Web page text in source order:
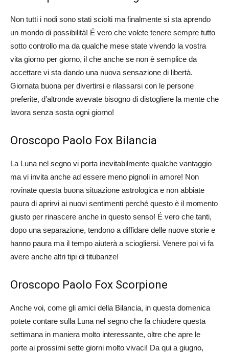
Non tutti i nodi sono stati sciolti ma finalmente si sta aprendo
un mondo di possibilità! É vero che volete tenere sempre tutto
sotto controllo ma da qualche mese state vivendo la vostra
vita giorno per giorno, il che anche se non è semplice da
accettare vi sta dando una nuova sensazione di libertà.
Giornata buona per divertirsi e rilassarsi con le persone
preferite, d’altronde avevate bisogno di distogliere la mente che
lavora senza sosta ogni giorno!
Oroscopo Paolo Fox Bilancia
La Luna nel segno vi porta inevitabilmente qualche vantaggio
ma vi invita anche ad essere meno pignoli in amore! Non
rovinate questa buona situazione astrologica e non abbiate
paura di aprirvi ai nuovi sentimenti perché questo è il momento
giusto per rinascere anche in questo senso! É vero che tanti,
dopo una separazione, tendono a diffidare delle nuove storie e
hanno paura ma il tempo aiuterà a sciogliersi. Venere poi vi fa
avere anche altri tipi di titubanze!
Oroscopo Paolo Fox Scorpione
Anche voi, come gli amici della Bilancia, in questa domenica
potete contare sulla Luna nel segno che fa chiudere questa
settimana in maniera molto interessante, oltre che apre le
porte ai prossimi sette giorni molto vivaci! Da qui a giugno,